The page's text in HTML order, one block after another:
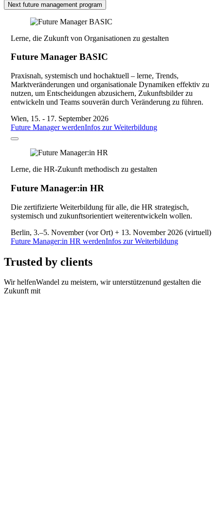
Next future management program
Lerne, die Zukunft von Organisationen zu gestalten
Future Manager BASIC
Praxisnah, systemisch und hochaktuell – lerne, Trends,
Marktveränderungen und organisationale Dynamiken effektiv zu
nutzen, um Entscheidungen abzusichern, Zukunftsbilder zu
entwickeln und Teams souverän durch Veränderung zu führen.
Wien, 15. - 17. September 2026
Future Manager werdenInfos zur Weiterbildung
Lerne, die HR-Zukunft methodisch zu gestalten
Future Manager:in HR
Die zertifizierte Weiterbildung für alle, die HR strategisch,
systemisch und zukunftsorientiert weiterentwickeln wollen.
Berlin, 3.–5. November (vor Ort) + 13. November 2026 (virtuell)
Future Manager:in HR werdenInfos zur Weiterbildung
Trusted by clients
Wir helfenWandel zu meistern, wir unterstützenund gestalten die
Zukunft mit